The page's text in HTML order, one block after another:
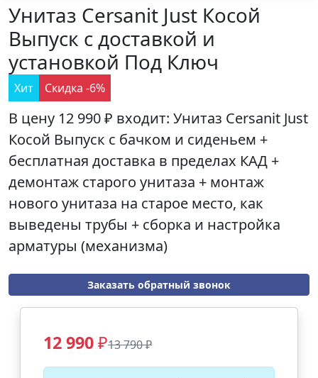
Унитаз Cersanit Just Косой
Выпуск с доставкой и
установкой Под Ключ
Хит Скидка -6%
В цену 12 990 ₽ входит: Унитаз Cersanit Just
Косой Выпуск с бачком и сиденьем +
бесплатная доставка в пределах КАД +
демонтаж старого унитаза + монтаж
нового унитаза на старое место, как
выведены трубы + сборка и настройка
арматуры (механизма)
Заказать обратный звонок
12 990₽13 790 ₽